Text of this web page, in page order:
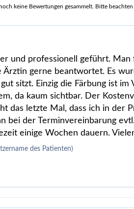
keine Bewertungen gesammelt. Bitte
und professionell geführt.
gerne beantwortet. Es
sitzt. Einzig die Färbung ist im
da kaum sichtbar. Der
das letzte Mal, dass ich in der
bei der Terminvereinbarung
einige Wochen dauern.
des Patienten)